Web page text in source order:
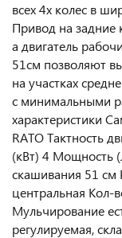
всех 4х колес в
Привод на задние
а двигатель
51см позволяют
на участках
с минимальными
характеристики
RATO Тактность
(кВт) 4 Мощность
скашивания 51 см
центральная Кол-
Мульчирование
регулируемая,